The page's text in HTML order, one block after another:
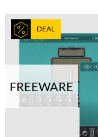
FREEWARE
DEAL